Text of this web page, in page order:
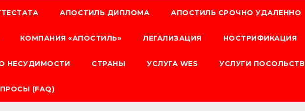
АПОСТИЛЬ ДИПЛОМА АПОСТИЛЬ СРОЧНО УДАЛЕННО
КОМПАНИЯ «АПОСТИЛЬ» ЛЕГАЛИЗАЦИЯ НОСТРИФИКАЦИЯ
НЕСУДИМОСТИ СТРАНЫ УСЛУГА WES УСЛУГИ ПОСОЛЬСТВ
(FAQ)